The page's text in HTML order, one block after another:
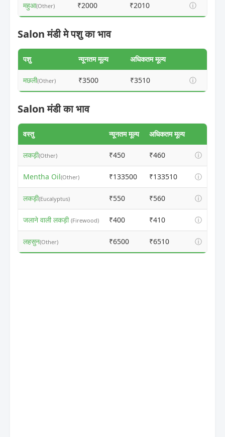
महुआ(Other) ₹2000 ₹2010 ⓘ
Salon मंडी मे पशु का भाव
पशु न्यूनतम मूल्य अधिकतम मूल्य
मछली(Other) ₹3500 ₹3510 ⓘ
Salon मंडी का भाव
वस्तु न्यूनतम मूल्य अधिकतम मूल्य
लकड़ी(Other) ₹450 ₹460 ⓘ
Mentha Oil(Other) ₹133500 ₹133510 ⓘ
लकड़ी(Eucalyptus) ₹550 ₹560 ⓘ
जलाने वाली लकड़ी (Firewood) ₹400 ₹410 ⓘ
लहसुन(Other) ₹6500 ₹6510 ⓘ